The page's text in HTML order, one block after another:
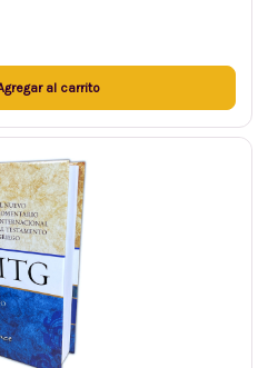
al carrito